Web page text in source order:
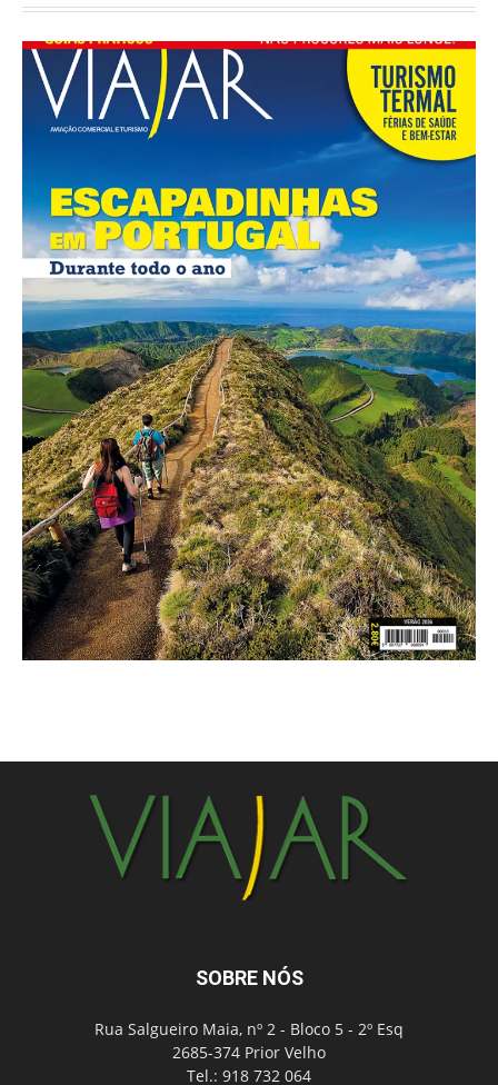
SOBRE NÓS
Rua Salgueiro Maia, nº 2 - Bloco 5 - 2º Esq
2685-374 Prior Velho
Tel.: 918 732 064